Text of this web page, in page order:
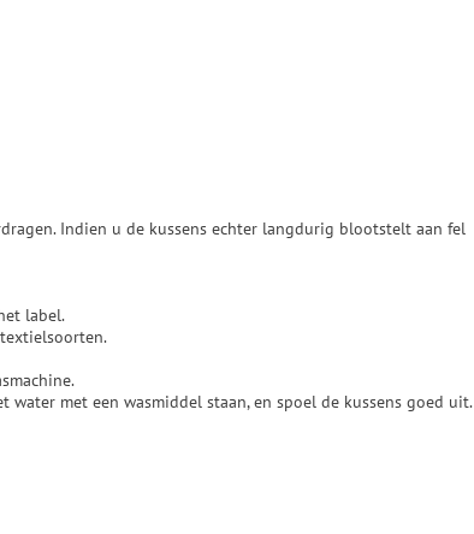
Indien u de kussens echter langdurig blootstelt aan fel
label.
met een wasmiddel staan, en spoel de kussens goed uit.